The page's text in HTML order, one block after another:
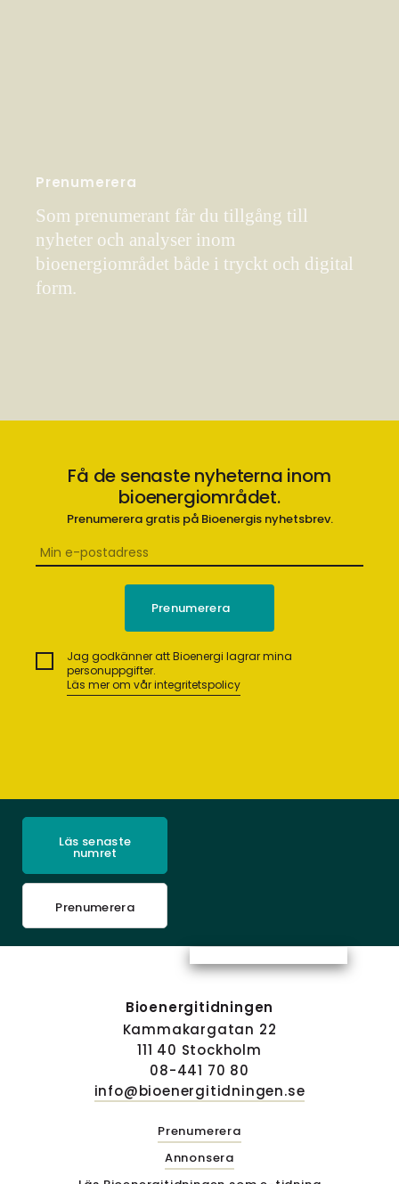
Prenumerera
Som prenumerant får du tillgång till
nyheter och analyser inom
bioenergiområdet både i tryckt och digital
form.
Få de senaste nyheterna inom
bioenergiområdet.
Prenumerera gratis på Bioenergis nyhetsbrev.
Jag godkänner att Bioenergi lagrar mina
personuppgifter.
Läs mer om vår integritetspolicy
Läs senaste
numret
Prenumerera
Bioenergitidningen
Kammakargatan 22
111 40 Stockholm
08-441 70 80
info@bioenergitidningen.se
Prenumerera
Annonsera